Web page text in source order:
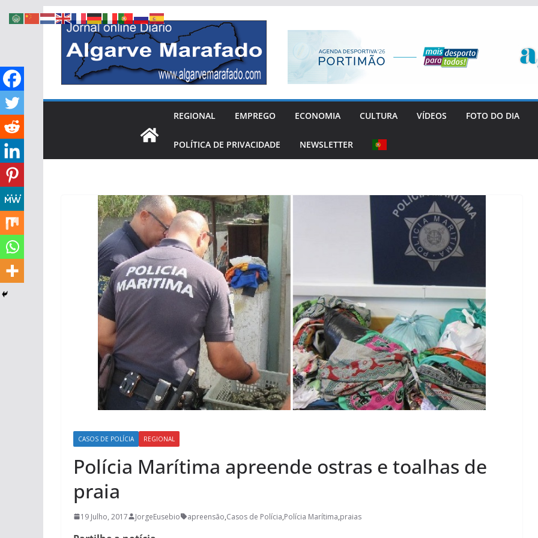
Skip
content
REGIONAL EMPREGO ECONOMIA CULTURA VÍDEOS FOTO DO DIA
POLÍTICA DE PRIVACIDADE NEWSLETTER
CASOS DE POLÍCIA REGIONAL
Polícia Marítima apreende ostras e toalhas de
praia
19 Julho, 2017 JorgeEusebio apreensão,Casos de Polícia,Polícia Marítima,praias